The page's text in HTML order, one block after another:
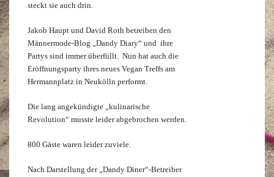
steckt sie auch drin.
Jakob Haupt und David Roth betreiben den
Männermode-Blog „Dandy Diary“ und ihre
Partys sind immer überfüllt. Nun hat auch die
Eröffnungsparty ihres neues Vegan Treffs am
Hermannplatz in Neukölln performt.
Die lang angekündigte „kulinarische
Revolution“ musste leider abgebrochen werden.
800 Gäste waren leider zuviele.
Nach Darstellung der „Dandy Diner“-Betreiber